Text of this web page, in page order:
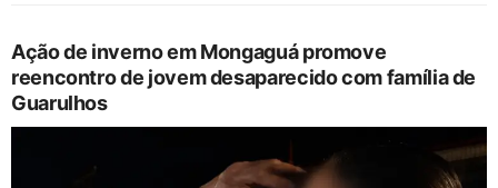
Ação de inverno em Mongaguá promove
reencontro de jovem desaparecido com família de
Guarulhos